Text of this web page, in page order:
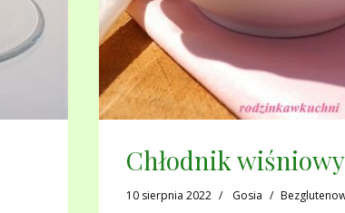
Chłodnik wiśniowy
10 sierpnia 2022 Gosia